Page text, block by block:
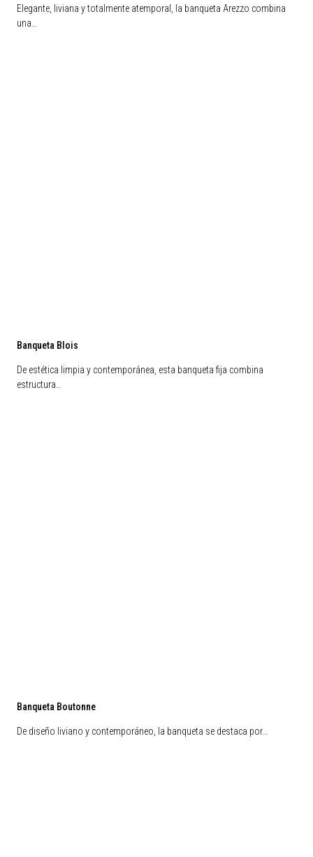
Elegante, liviana y totalmente atemporal, la banqueta Arezzo combina
una…
Banqueta Blois
De estética limpia y contemporánea, esta banqueta fija combina
estructura…
Banqueta Boutonne
De diseño liviano y contemporáneo, la banqueta se destaca por…